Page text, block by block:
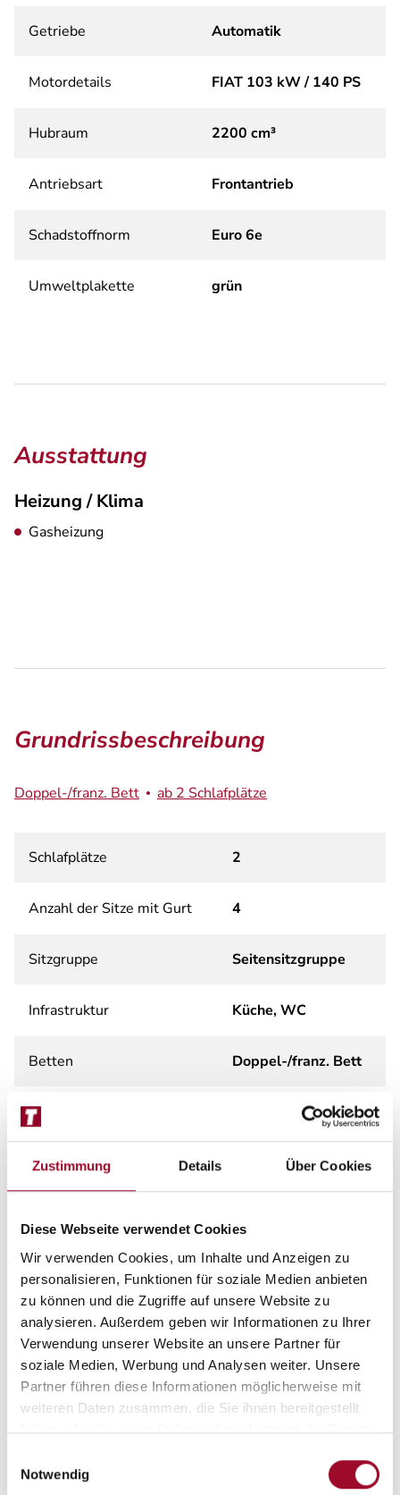
Zustimmung Details Über Cookies
Diese Webseite verwendet Cookies
Wir verwenden Cookies, um Inhalte und Anzeigen zu
personalisieren, Funktionen für soziale Medien anbieten
zu können und die Zugriffe auf unsere Website zu
analysieren. Außerdem geben wir Informationen zu Ihrer
Verwendung unserer Website an unsere Partner für
soziale Medien, Werbung und Analysen weiter. Unsere
Partner führen diese Informationen möglicherweise mit
weiteren Daten zusammen, die Sie ihnen bereitgestellt
haben oder die sie im Rahmen Ihrer Nutzung der Dienste
Notwendig
Getriebe Automatik
Motordetails FIAT 103 kW / 140 PS
Hubraum 2200 cm³
Antriebsart Frontantrieb
Schadstoffnorm Euro 6e
Umweltplakette grün
Ausstattung
Heizung / Klima
Gasheizung
Grundrissbeschreibung
Doppel-/franz. Bett ab 2 Schlafplätze
Schlafplätze 2
Anzahl der Sitze mit Gurt 4
Sitzgruppe Seitensitzgruppe
Infrastruktur Küche, WC
Betten Doppel-/franz. Bett
Tag
Nacht